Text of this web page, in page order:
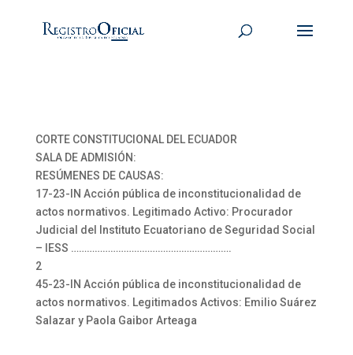
CORTE CONSTITUCIONAL DEL ECUADOR
SALA DE ADMISIÓN:
RESÚMENES DE CAUSAS:
17-23-IN Acción pública de inconstitucionalidad de
actos normativos. Legitimado Activo: Procurador
Judicial del Instituto Ecuatoriano de Seguridad Social
– IESS …………………………………………………….
2
45-23-IN Acción pública de inconstitucionalidad de
actos normativos. Legitimados Activos: Emilio Suárez
Salazar y Paola Gaibor Arteaga